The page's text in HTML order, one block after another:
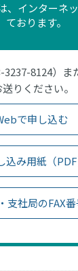
、インターネ
ております。
3237-8124）ま
りください。
で申し込む
込み用紙（PDF
支社局のFAX番